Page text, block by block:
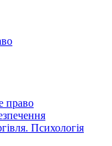
право
Психологія